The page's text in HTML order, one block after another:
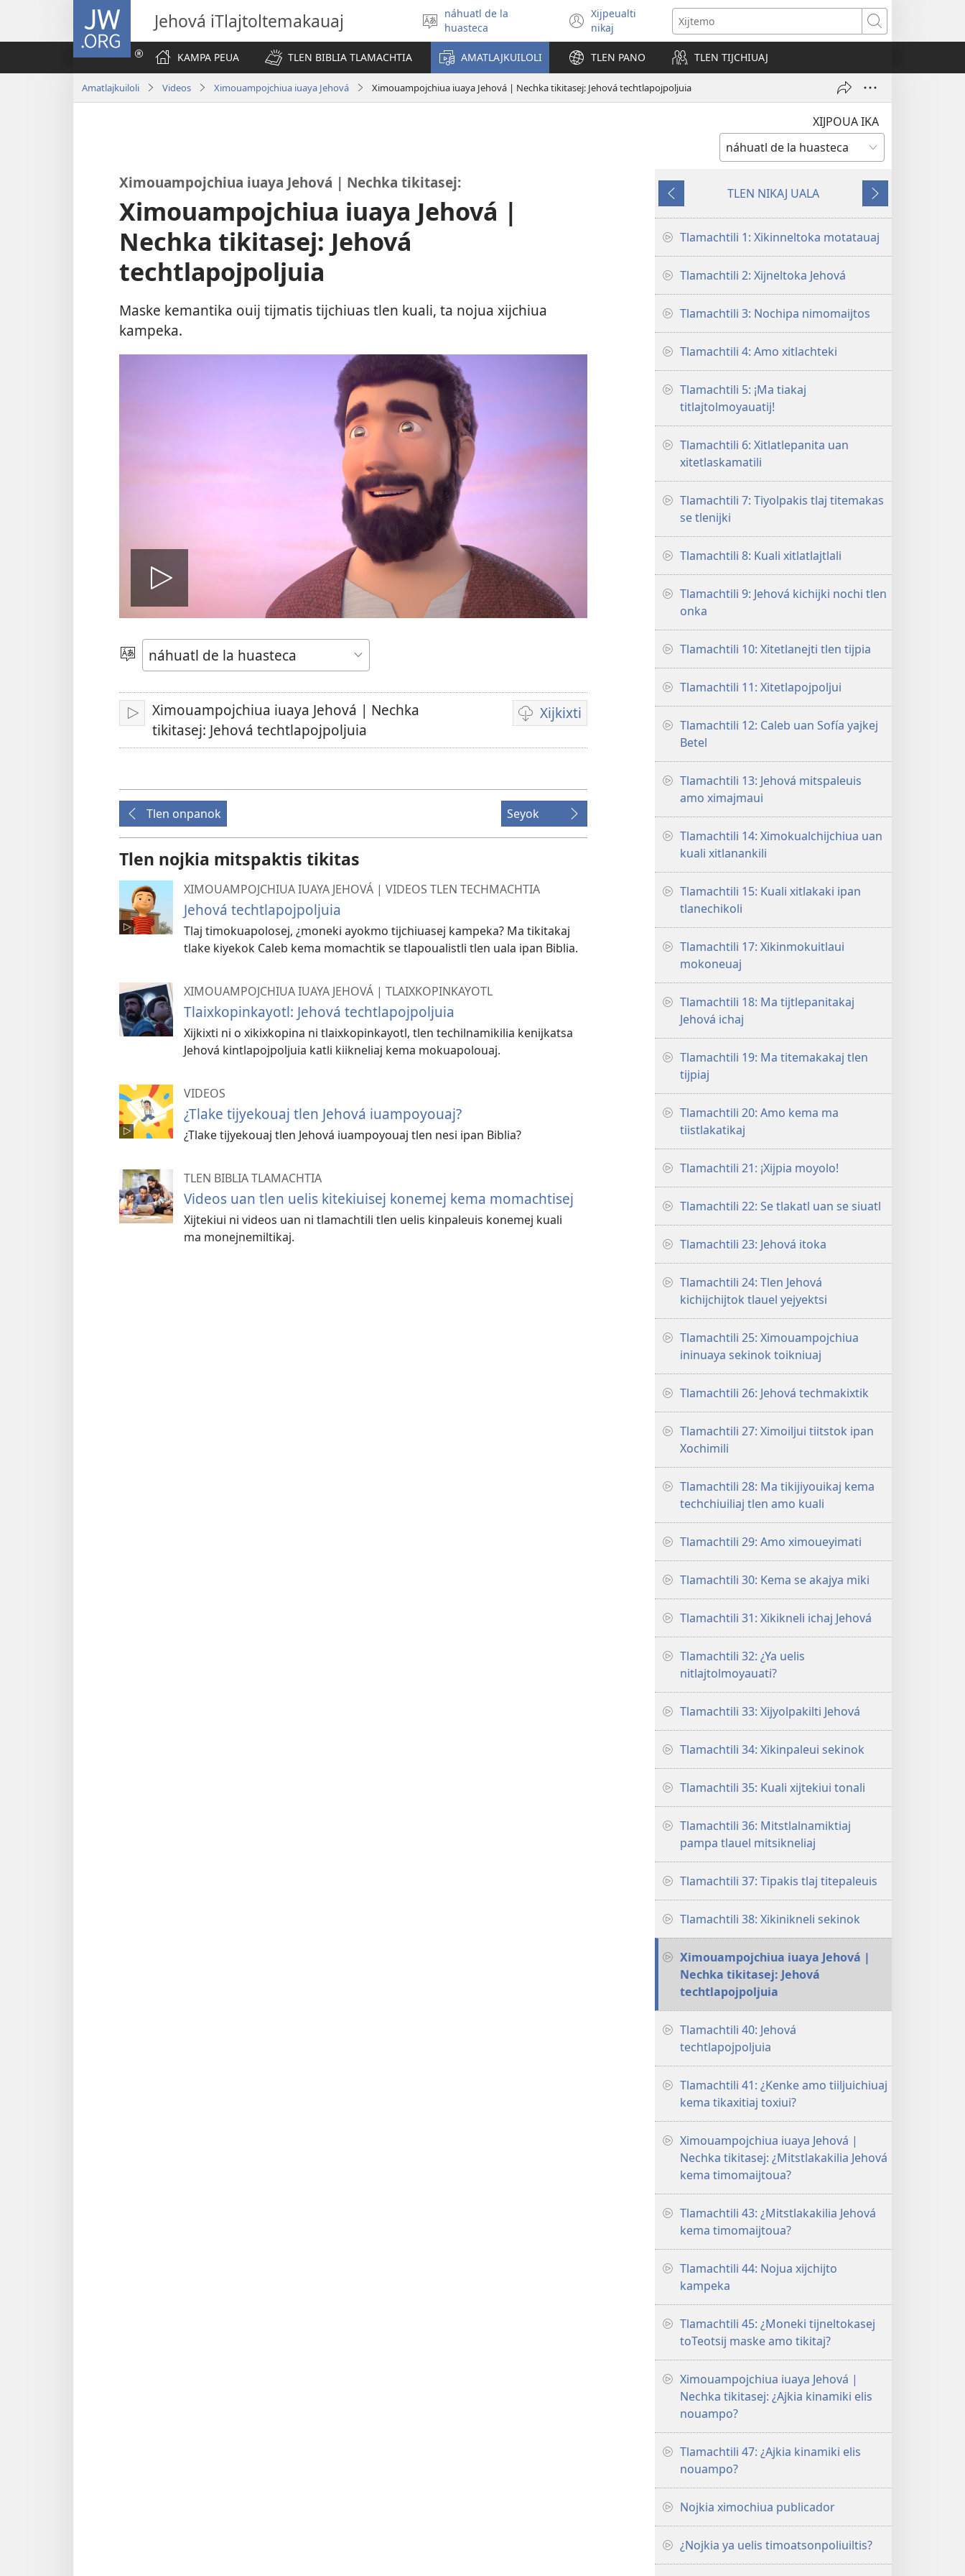
JW.ORG
Jehová iTlajtoltemakauaj
Xitlapejpeni
se
tlajtoli
náhuatl de la
huasteca
Xijpeualti
nikaj(opens
new
window)
Xijtemo
KAMPA PEUA TLEN BIBLIA TLAMACHTIA AMATLAJKUILOLI TLEN PANO TLEN TIJCHIUAJ
Amatlajkuiloli Videos Ximouampojchiua iuaya Jehová Ximouampojchiua iuaya Jehová | Nechka tikitasej: Jehová techtlapojpoljuia
XIJPOUA IKA
Ximouampojchiua iuaya Jehová | Nechka tikitasej:
Ximouampojchiua iuaya Jehová |
Nechka tikitasej: Jehová
techtlapojpoljuia
Maske kemantika ouij tijmatis tijchiuas tlen kuali, ta nojua xijchiua
kampeka.
Play
video
Xijtlapejpeni
tlake
tlajtoli
Ma
Ximouampojchiua iuaya Jehová | Nechka
tikitasej: Jehová techtlapojpoljuia
Xijkixti
Opciones
videos
Tlen onpanok Seyok
Tlen nojkia mitspaktis tikitas
XIMOUAMPOJCHIUA IUAYA JEHOVÁ | VIDEOS TLEN TECHMACHTIA
Jehová techtlapojpoljuia
Tlaj timokuapolosej, ¿moneki ayokmo tijchiuasej kampeka? Ma tikitakaj
tlake kiyekok Caleb kema momachtik se tlapoualistli tlen uala ipan Biblia.
XIMOUAMPOJCHIUA IUAYA JEHOVÁ | TLAIXKOPINKAYOTL
Tlaixkopinkayotl: Jehová techtlapojpoljuia
Xijkixti ni o xikixkopina ni tlaixkopinkayotl, tlen techilnamikilia kenijkatsa
Jehová kintlapojpoljuia katli kiikneliaj kema mokuapolouaj.
VIDEOS
¿Tlake tijyekouaj tlen Jehová iuampoyouaj?
¿Tlake tijyekouaj tlen Jehová iuampoyouaj tlen nesi ipan Biblia?
TLEN BIBLIA TLAMACHTIA
Videos uan tlen uelis kitekiuisej konemej kema momachtisej
Xijtekiui ni videos uan ni tlamachtili tlen uelis kinpaleuis konemej kuali
ma monejnemiltikaj.
Tlen
onpanok
TLEN NIKAJ UALA
Seyok
Tlamachtili 1: Xikinneltoka motatauaj
Tlamachtili 2: Xijneltoka Jehová
Tlamachtili 3: Nochipa nimomaijtos
Tlamachtili 4: Amo xitlachteki
Tlamachtili 5: ¡Ma tiakaj
titlajtolmoyauatij!
Tlamachtili 6: Xitlatlepanita uan
xitetlaskamatili
Tlamachtili 7: Tiyolpakis tlaj titemakas
se tlenijki
Tlamachtili 8: Kuali xitlatlajtlali
Tlamachtili 9: Jehová kichijki nochi tlen
onka
Tlamachtili 10: Xitetlanejti tlen tijpia
Tlamachtili 11: Xitetlapojpoljui
Tlamachtili 12: Caleb uan Sofía yajkej
Betel
Tlamachtili 13: Jehová mitspaleuis
amo ximajmaui
Tlamachtili 14: Ximokualchijchiua uan
kuali xitlanankili
Tlamachtili 15: Kuali xitlakaki ipan
tlanechikoli
Tlamachtili 17: Xikinmokuitlaui
mokoneuaj
Tlamachtili 18: Ma tijtlepanitakaj
Jehová ichaj
Tlamachtili 19: Ma titemakakaj tlen
tijpiaj
Tlamachtili 20: Amo kema ma
tiistlakatikaj
Tlamachtili 21: ¡Xijpia moyolo!
Tlamachtili 22: Se tlakatl uan se siuatl
Tlamachtili 23: Jehová itoka
Tlamachtili 24: Tlen Jehová
kichijchijtok tlauel yejyektsi
Tlamachtili 25: Ximouampojchiua
ininuaya sekinok toikniuaj
Tlamachtili 26: Jehová techmakixtik
Tlamachtili 27: Ximoiljui tiitstok ipan
Xochimili
Tlamachtili 28: Ma tikijiyouikaj kema
techchiuiliaj tlen amo kuali
Tlamachtili 29: Amo ximoueyimati
Tlamachtili 30: Kema se akajya miki
Tlamachtili 31: Xikikneli ichaj Jehová
Tlamachtili 32: ¿Ya uelis
nitlajtolmoyauati?
Tlamachtili 33: Xijyolpakilti Jehová
Tlamachtili 34: Xikinpaleui sekinok
Tlamachtili 35: Kuali xijtekiui tonali
Tlamachtili 36: Mitstlalnamiktiaj
pampa tlauel mitsikneliaj
Tlamachtili 37: Tipakis tlaj titepaleuis
Tlamachtili 38: Xikinikneli sekinok
Ximouampojchiua iuaya Jehová |
Nechka tikitasej: Jehová
techtlapojpoljuia
Tlamachtili 40: Jehová
techtlapojpoljuia
Tlamachtili 41: ¿Kenke amo tiiljuichiuaj
kema tikaxitiaj toxiui?
Ximouampojchiua iuaya Jehová |
Nechka tikitasej: ¿Mitstlakakilia Jehová
kema timomaijtoua?
Tlamachtili 43: ¿Mitstlakakilia Jehová
kema timomaijtoua?
Tlamachtili 44: Nojua xijchijto
kampeka
Tlamachtili 45: ¿Moneki tijneltokasej
toTeotsij maske amo tikitaj?
Ximouampojchiua iuaya Jehová |
Nechka tikitasej: ¿Ajkia kinamiki elis
nouampo?
Tlamachtili 47: ¿Ajkia kinamiki elis
nouampo?
Nojkia ximochiua publicador
¿Nojkia ya uelis timoatsonpoliuiltis?